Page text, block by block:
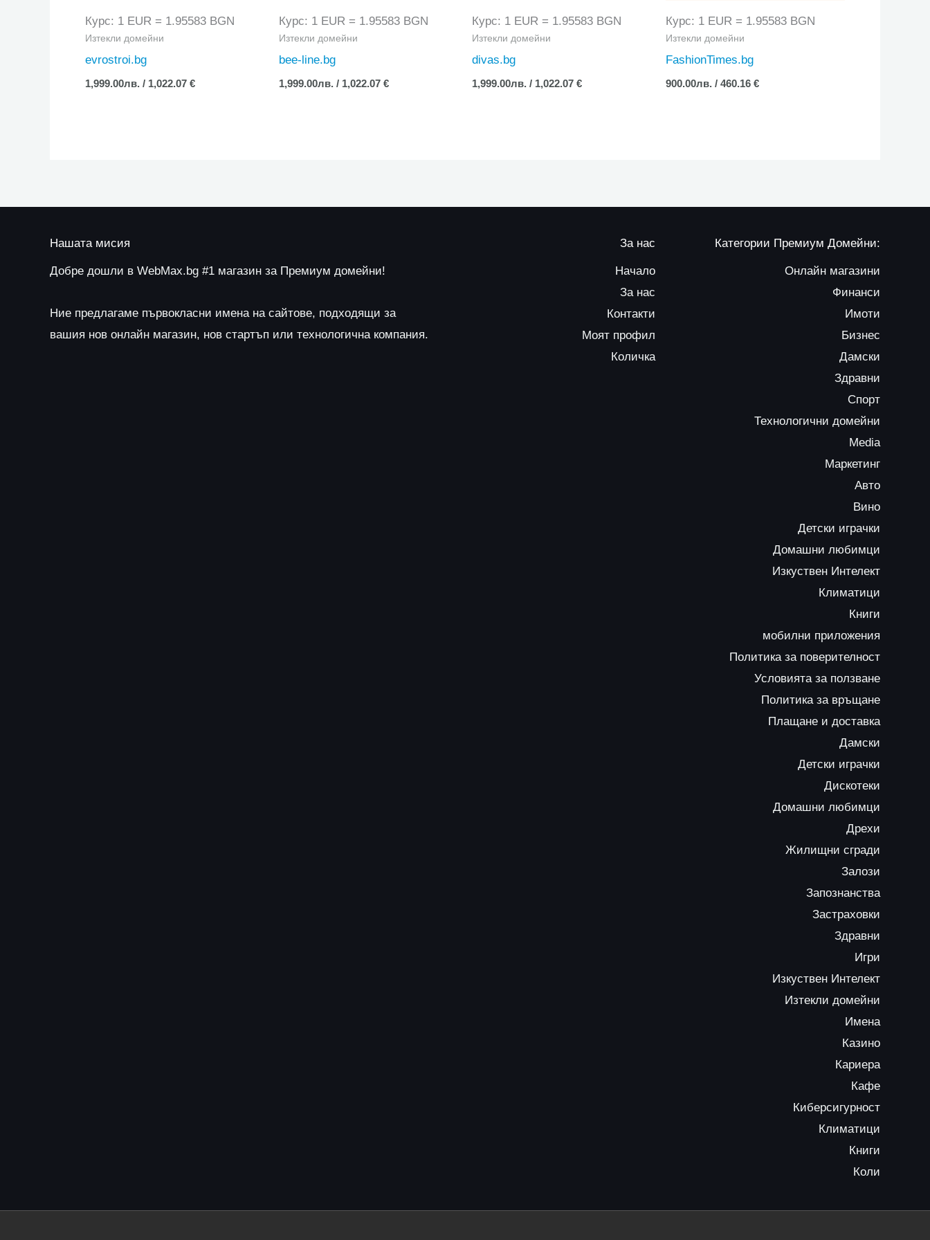
Курс: 1 EUR = 1.95583 BGN
Изтекли домейни
evrostroi.bg
1,999.00лв. / 1,022.07 €
Курс: 1 EUR = 1.95583 BGN
Изтекли домейни
bee-line.bg
1,999.00лв./ 1,022.07 €
Курс: 1 EUR = 1.95583 BGN
Изтекли домейни
divas.bg
1,999.00лв. / 1,022.07 €
Курс: 1 EUR = 1.95583 BGN
Изтекли домейни
FashionTimes.bg
900.00лв./ 460.16 €
Нашата мисия
Добре дошли в WebMax.bg #1 магазин за Премиум домейни!
Ние предлагаме първокласни имена на сайтове, подходящи за
вашия нов онлайн магазин, нов стартъп или технологична компания.
За нас
Начало
За нас
Контакти
Моят профил
Количка
Категории Премиум Домейни:
Онлайн магазини
Финанси
Имоти
Бизнес
Дамски
Здравни
Спорт
Технологични домейни
Media
Маркетинг
Авто
Вино
Детски играчки
Домашни любимци
Изкуствен Интелект
Климатици
Книги
мобилни приложения
Политика за поверителност
Условията за ползване
Политика за връщане
Плащане и доставка
Дамски
Детски играчки
Дискотеки
Домашни любимци
Дрехи
Жилищни сгради
Залози
Запознанства
Застраховки
Здравни
Игри
Изкуствен Интелект
Изтекли домейни
Имена
Казино
Кариера
Кафе
Киберсигурност
Климатици
Книги
Коли